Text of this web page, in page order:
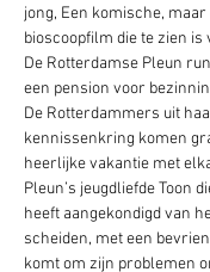
jong, Een komische,
bioscoopfilm die te zien is
De Rotterdamse Pleun
een pension voor
De Rotterdammers uit
kennissenkring komen
heerlijke vakantie met
Pleun’s jeugdliefde Toon
heeft aangekondigd van
scheiden, met een
komt om zijn problemen